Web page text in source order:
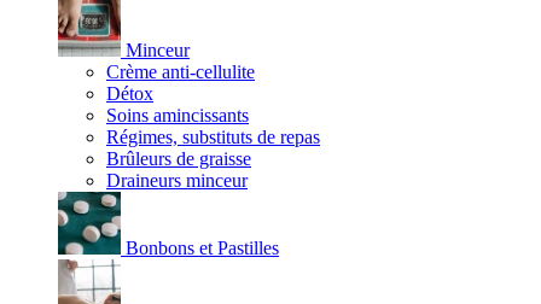
Minceur
Crème anti-cellulite
Détox
Soins amincissants
Régimes, substituts de repas
Brûleurs de graisse
Draineurs minceur
Bonbons et Pastilles